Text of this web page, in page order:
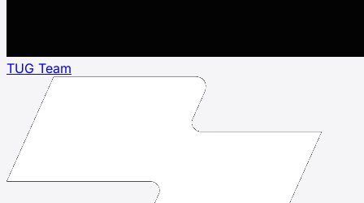
TUG Team